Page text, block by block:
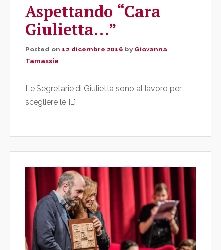
Aspettando “Cara
Giulietta…”
Posted on 12 dicembre 2016 by Giovanna
Tamassia
Le Segretarie di Giulietta sono al lavoro per
scegliere le […]